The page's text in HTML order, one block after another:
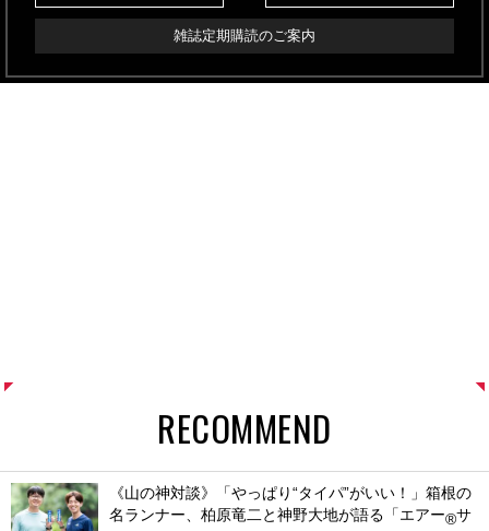
雑誌定期購読のご案内
RECOMMEND
《山の神対談》「やっぱり“タイパ”がいい！」箱根の
名ランナー、柏原竜二と神野大地が語る「エアー®サ